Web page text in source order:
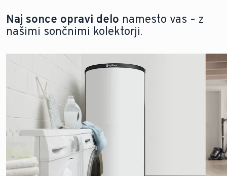
Naj sonce opravi delo namesto vas – z
našimi sončnimi kolektorji.